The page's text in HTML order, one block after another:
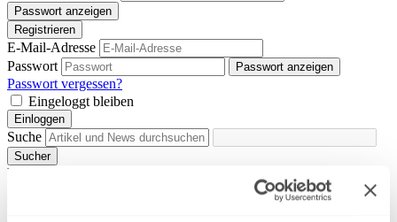
Passwort anzeigen
Registrieren
E-Mail-Adresse
Passwort
Passwort anzeigen
Passwort vergessen?
Eingeloggt bleiben
Einloggen
Suche
Sucher
Vorschläge